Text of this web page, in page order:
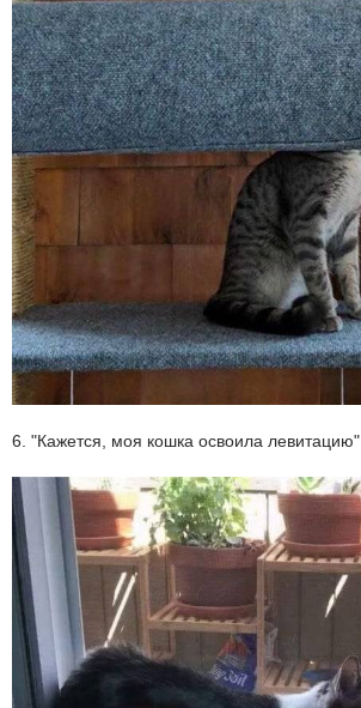
6. "Кажется, моя кошка освоила левитацию"